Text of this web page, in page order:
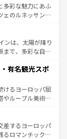
多彩な魅力にあふ
ェのルネッサンス
ルフィ海岸の絶
合間には、本場の
を堪能することも
をしてみよう！
ンは、太陽が降り
まで、多彩な自然
ンコ、熱気あふ
一部となってい
や、バルセロナの
ローマ遺跡や中世
ペインはその個
なお、新着のスペイン情報は コ
有名観光スポ
けるヨーロッパ屈
やルーブル美術館
殿、歴史的な大
が、訪れる者を心
国としても知ら
差するヨーロッパ
るロマンチック街